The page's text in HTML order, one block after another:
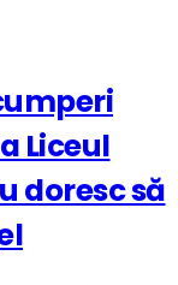
Liceul
doresc să